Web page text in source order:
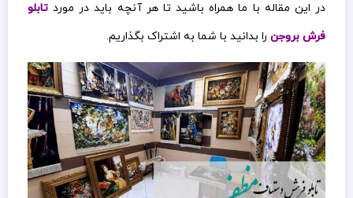
در این مقاله با ما همراه باشید تا هر آنچه باید در مورد تابلو
فرش بروجن را بدانید با شما به اشتراک بگذاریم.